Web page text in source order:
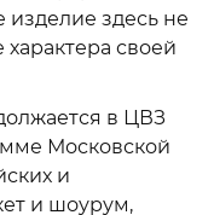
изделие здесь не
характера своей
в ЦВЗ
Московской
и
и шоурум,